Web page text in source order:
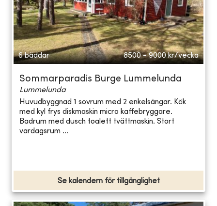
6 bäddar 8500 - 9000 kr/vecka
Sommarparadis Burge Lummelunda
Lummelunda
Huvudbyggnad 1 sovrum med 2 enkelsängar. Kök
med kyl frys diskmaskin micro kaffebryggare.
Badrum med dusch toalett tvättmaskin. Stort
vardagsrum ...
Se kalendern för tillgänglighet